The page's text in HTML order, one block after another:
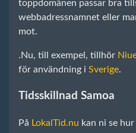
toppdomänen passar bra
webbadressnamnet eller
mot.
.Nu, till exempel, tillhör
för användning i Sverige.
Tidsskillnad Samoa
På LokalTid.nu kan ni se